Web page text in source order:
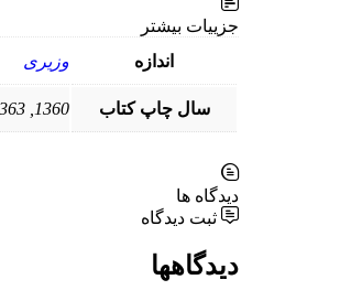
جزییات بیشتر
اندازه
وزیری
سال چاپ کتاب 1360, 1363, 1367
دیدگاه ها
ثبت دیدگاه
دیدگاهها